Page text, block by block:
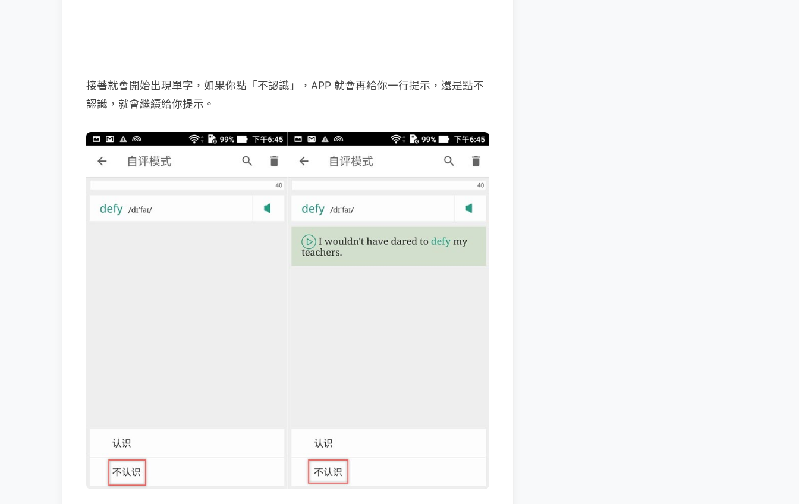
接著就會開始出現單字，如果你點「不認識」，APP 就會再給你一行提示，還是點不
認識，就會繼續給你提示。